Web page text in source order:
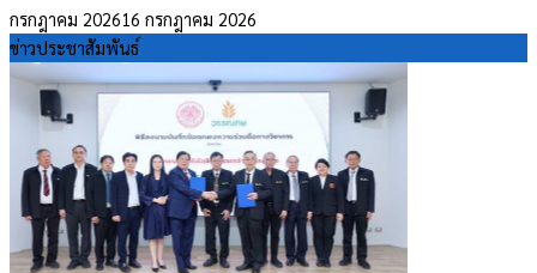
กรกฎาคม 202616 กรกฎาคม 2026
ข่าวประชาสัมพันธ์